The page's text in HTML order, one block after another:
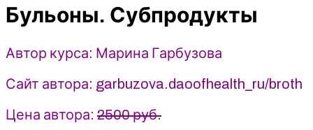
Гарбузова
(2025)
Бульоны. Субпродукты
Автор курса: Марина Гарбузова
Сайт автора: garbuzova.daoofhealth_ru/broth
Цена автора: 2500 руб.